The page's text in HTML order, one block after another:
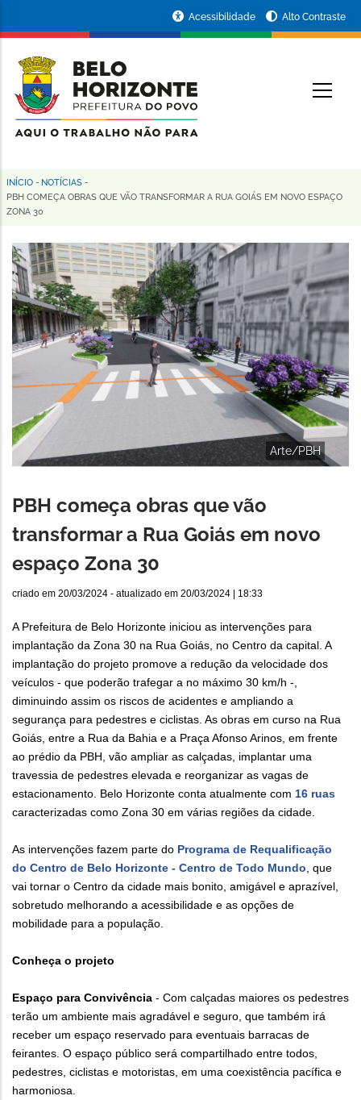
conteúdo
principal
da
Prefeitura
de
Horizonte
Acessibilidade Alto Contraste
Trilha
de
navegação
INÍCIO - NOTÍCIAS -
PBH COMEÇA OBRAS QUE VÃO TRANSFORMAR A RUA GOIÁS EM NOVO ESPAÇO
ZONA 30
Arte/PBH
PBH começa obras que vão
transformar a Rua Goiás em novo
espaço Zona 30
criado em 20/03/2024 - atualizado em 20/03/2024 | 18:33
A Prefeitura de Belo Horizonte iniciou as intervenções para
implantação da Zona 30 na Rua Goiás, no Centro da capital. A
implantação do projeto promove a redução da velocidade dos
veículos - que poderão trafegar a no máximo 30 km/h -,
diminuindo assim os riscos de acidentes e ampliando a
segurança para pedestres e ciclistas. As obras em curso na Rua
Goiás, entre a Rua da Bahia e a Praça Afonso Arinos, em frente
ao prédio da PBH, vão ampliar as calçadas, implantar uma
travessia de pedestres elevada e reorganizar as vagas de
estacionamento. Belo Horizonte conta atualmente com 16 ruas
caracterizadas como Zona 30 em várias regiões da cidade.
As intervenções fazem parte do Programa de Requalificação
do Centro de Belo Horizonte - Centro de Todo Mundo, que
vai tornar o Centro da cidade mais bonito, amigável e aprazível,
sobretudo melhorando a acessibilidade e as opções de
mobilidade para a população.
Conheça o projeto
Espaço para Convivência - Com calçadas maiores os pedestres
terão um ambiente mais agradável e seguro, que também irá
receber um espaço reservado para eventuais barracas de
feirantes. O espaço público será compartilhado entre todos,
pedestres, ciclistas e motoristas, em uma coexistência pacífica e
harmoniosa.